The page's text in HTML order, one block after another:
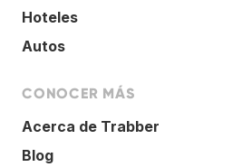
Hoteles
Autos
CONOCER MÁS
Acerca de Trabber
Blog